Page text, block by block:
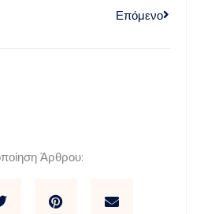
Επόμενο
Άρθρου: